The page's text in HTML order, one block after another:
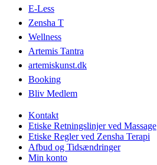
E-Less
Zensha T
Wellness
Artemis Tantra
artemiskunst.dk
Booking
Bliv Medlem
Kontakt
Etiske Retningslinjer ved Massage
Etiske Regler ved Zensha Terapi
Afbud og Tidsændringer
Min konto